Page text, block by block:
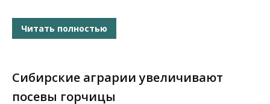
Читать полностью
Сибирские аграрии увеличивают
посевы горчицы